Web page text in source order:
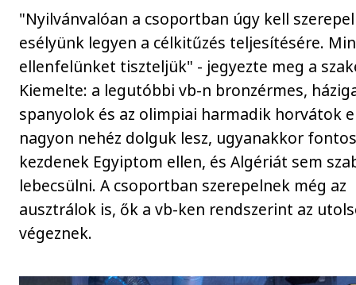
"Nyilvánvalóan a csoportban úgy kell
esélyünk legyen a célkitűzés teljesítésére.
ellenfelünket tiszteljük" - jegyezte meg a
Kiemelte: a legutóbbi vb-n bronzérmes,
spanyolok és az olimpiai harmadik horvátok
nagyon nehéz dolguk lesz, ugyanakkor
kezdenek Egyiptom ellen, és Algériát sem
lebecsülni. A csoportban szerepelnek még az
ausztrálok is, ők a vb-ken rendszerint az
végeznek.